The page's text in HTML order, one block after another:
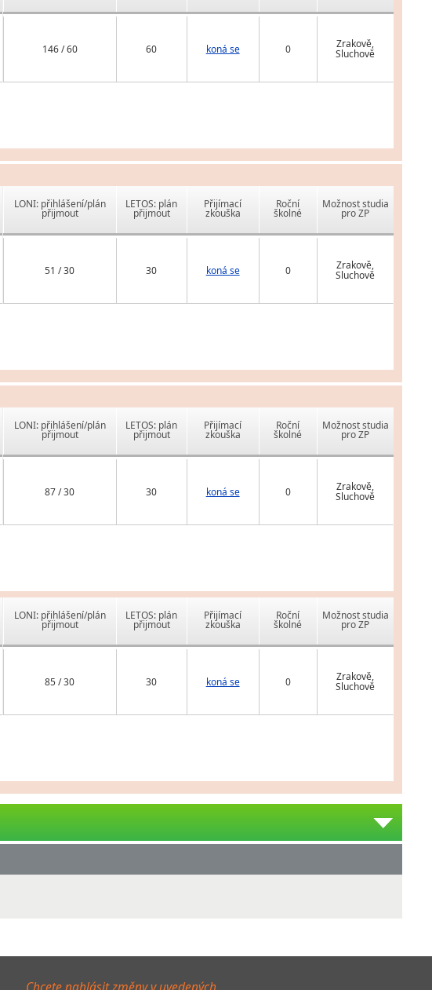
146 / 60 60 koná se 0 Zrakově,
Sluchově
LONI: přihlášení/plán
přijmout
LETOS: plán
přijmout
Přijímací
zkouška
Roční
školné
Možnost studia
pro ZP
51 / 30 30 koná se 0 Zrakově,
Sluchově
LONI: přihlášení/plán
přijmout
LETOS: plán
přijmout
Přijímací
zkouška
Roční
školné
Možnost studia
pro ZP
87 / 30 30 koná se 0 Zrakově,
Sluchově
LONI: přihlášení/plán
přijmout
LETOS: plán
přijmout
Přijímací
zkouška
Roční
školné
Možnost studia
pro ZP
85 / 30 30 koná se 0 Zrakově,
Sluchově